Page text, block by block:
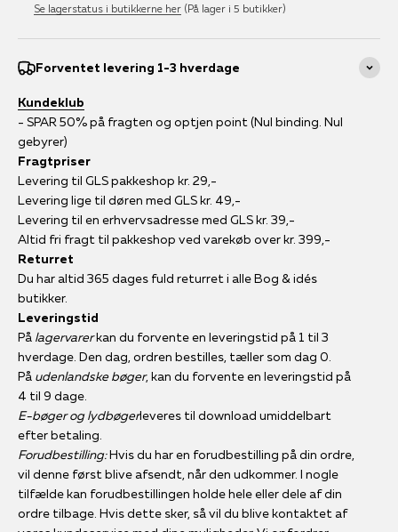
Se lagerstatus i butikkerne her (På lager i 5 butikker)
Forventet levering 1-3 hverdage
Kundeklub
- SPAR 50% på fragten og optjen point (Nul binding. Nul
gebyrer)
Fragtpriser
Levering til GLS pakkeshop kr. 29,-
Levering lige til døren med GLS kr. 49,-
Levering til en erhvervsadresse med GLS kr. 39,-
Altid fri fragt til pakkeshop ved varekøb over kr. 399,-
Returret
Du har altid 365 dages fuld returret i alle Bog & idés
butikker.
Leveringstid
På lagervarerkan du forvente en leveringstid på 1 til 3
hverdage. Den dag, ordren bestilles, tæller som dag 0.
På udenlandske bøger, kan du forvente en leveringstid på
4 til 9 dage.
E-bøger og lydbøgerleveres til download umiddelbart
efter betaling.
Forudbestilling:Hvis du har en forudbestilling på din ordre,
vil denne først blive afsendt, når den udkommer. I nogle
tilfælde kan forudbestillingen holde hele eller dele af din
ordre tilbage. Hvis dette sker, så vil du blive kontaktet af